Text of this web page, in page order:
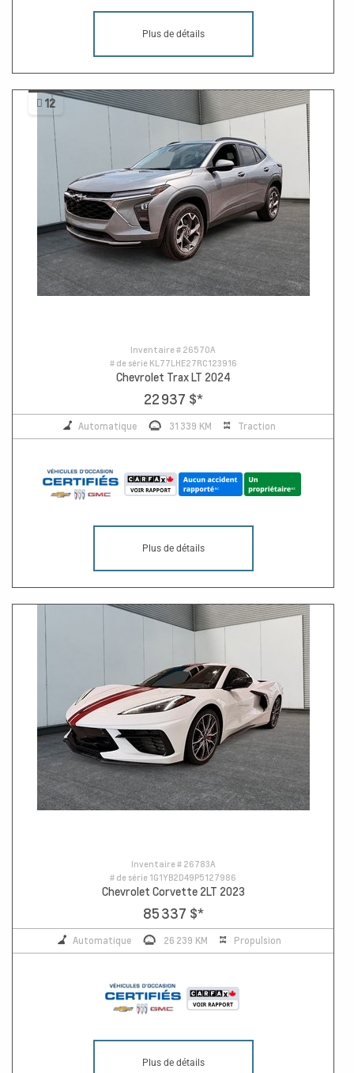
Plus de détails
12
Inventaire # 26570A
# de série KL77LHE27RC123916
Chevrolet Trax LT 2024
22 937 $*
Automatique 31 339 KM Traction
Plus de détails
Inventaire # 26783A
# de série 1G1YB2D49P5127986
Chevrolet Corvette 2LT 2023
85 337 $*
Automatique 26 239 KM Propulsion
Plus de détails